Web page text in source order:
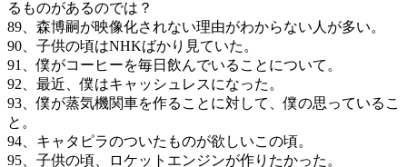
るものがあるのでは？
89、森博嗣が映像化されない理由がわからない人が多い。
90、子供の頃はNHKばかり見ていた。
91、僕がコーヒーを毎日飲んでいることについて。
92、最近、僕はキャッシュレスになった。
93、僕が蒸気機関車を作ることに対して、僕の思っているこ
と。
94、キャタピラのついたものが欲しいこの頃。
95、子供の頃、ロケットエンジンが作りたかった。